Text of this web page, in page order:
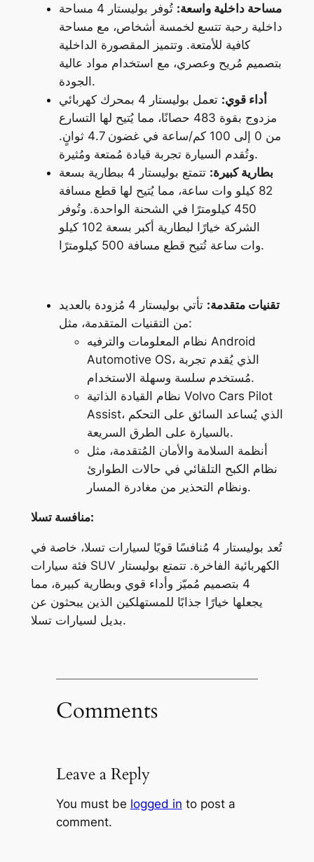
مساحة داخلية واسعة:
تُوفر بوليستار 4 مساحة
داخلية رحبة تتسع لخمسة أشخاص، مع مساحة
كافية للأمتعة. وتتميز المقصورة الداخلية
بتصميم مُريح وعصري، مع استخدام مواد عالية
الجودة.
أداء قوي:
تعمل بوليستار 4 بمحرك كهربائي
مزدوج بقوة 483 حصانًا، مما يُتيح لها التسارع
من 0 إلى 100 كم/ساعة في غضون 4.7 ثوانٍ.
وتُقدم السيارة تجربة قيادة مُمتعة ومُثيرة.
بطارية كبيرة:
تتمتع بوليستار 4 ببطارية بسعة
82 كيلو وات ساعة، مما يُتيح لها قطع مسافة
450 كيلومترًا في الشحنة الواحدة. وتُوفر
الشركة خيارًا لبطارية أكبر بسعة 102 كيلو
وات ساعة تُتيح قطع مسافة 500 كيلومترًا.
تقنيات متقدمة:
تأتي بوليستار 4 مُزودة بالعديد
من التقنيات المتقدمة، مثل:
نظام المعلومات والترفيه Android
Automotive OS، الذي يُقدم تجربة
مُستخدم سلسة وسهلة الاستخدام.
نظام القيادة الذاتية Volvo Cars Pilot
Assist، الذي يُساعد السائق على التحكم
بالسيارة على الطرق السريعة.
أنظمة السلامة والأمان المُتقدمة، مثل
نظام الكبح التلقائي في حالات الطوارئ
ونظام التحذير من مغادرة المسار.
منافسة تسلا:
تُعد بوليستار 4 مُنافسًا قويًا لسيارات تسلا، خاصة في
فئة سيارات SUV الكهربائية الفاخرة. تتمتع بوليستار
4 بتصميم مُميّز وأداء قوي وبطارية كبيرة، مما
يجعلها خيارًا جذابًا للمستهلكين الذين يبحثون عن
بديل لسيارات تسلا.
Comments
Leave a Reply
You must be logged in to post a
comment.